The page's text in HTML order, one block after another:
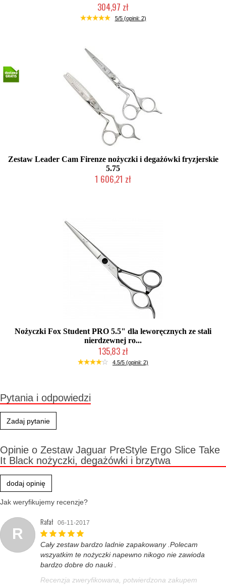
304,97 zł
Mała ilość (wysyłka w 24h)
5/5 (opinii: 2)
Zestaw Leader Cam Firenze nożyczki i degażówki fryzjerskie
5.75
1 606,21 zł
Nożyczki Fox Student PRO 5.5" dla leworęcznych ze stali
nierdzewnej ro...
135,83 zł
Duża ilość (wysyłka w 24h)
4.5/5 (opinii: 2)
Pytania i odpowiedzi
Zadaj pytanie
Opinie o Zestaw Jaguar PreStyle Ergo Slice Take
It Black nożyczki, degażówki i brzytwa
dodaj opinię
Jak weryfikujemy recenzje?
R
Rafał 06-11-2017
Cały zestaw bardzo ladnie zapakowany .Polecam
wszyatkim te nożyczki napewno nikogo nie zawioda
bardzo dobre do nauki .
Recenzja zweryfikowana, potwierdzona zakupem